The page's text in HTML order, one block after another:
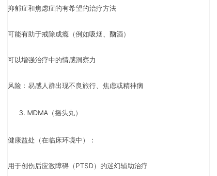
抑郁症和焦虑症的有希望的治疗方法
可能有助于戒除成瘾（例如吸烟、酗酒）
可以增强治疗中的情感洞察力
风险：易感人群出现不良旅行、焦虑或精神病
MDMA（摇头丸）
健康益处（在临床环境中）：
用于创伤后应激障碍（PTSD）的迷幻辅助治疗